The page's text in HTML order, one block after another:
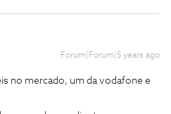
Forum|Forum|5 years ago
no mercado, um da vodafone e